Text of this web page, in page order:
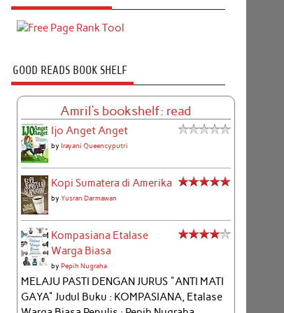
GOOD READS BOOK SHELF
Amril's bookshelf: read
Ijo Anget Anget
by Irayani Queencyputri
Kopi Sumatera di Amerika
by Yusran Darmawan
Kompasiana Etalase
Warga Biasa
by Pepih Nugraha
MELAJU PASTI DENGAN JURUS "ANTI MATI
GAYA" Judul Buku : KOMPASIANA, Etalase